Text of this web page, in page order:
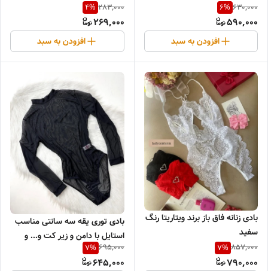
630,000
6%
590,000
افزودن به سبد
283,000
4%
269,000
افزودن به سبد
بادی زنانه فاق باز برند ویتاریتا رنگ
سفید
857,000
7%
790,000
بادی توری یقه سه سانتی مناسب
استایل با دامن و زیر کت و... و
لباس خواب و فانتزی
695,000
7%
645,000